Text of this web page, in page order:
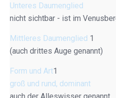
Unteres Daumenglied
nicht sichtbar - ist im
Mittleres Daumenglied 1
(auch drittes Auge genannt)
Form und Art1
groß und rund, dominant